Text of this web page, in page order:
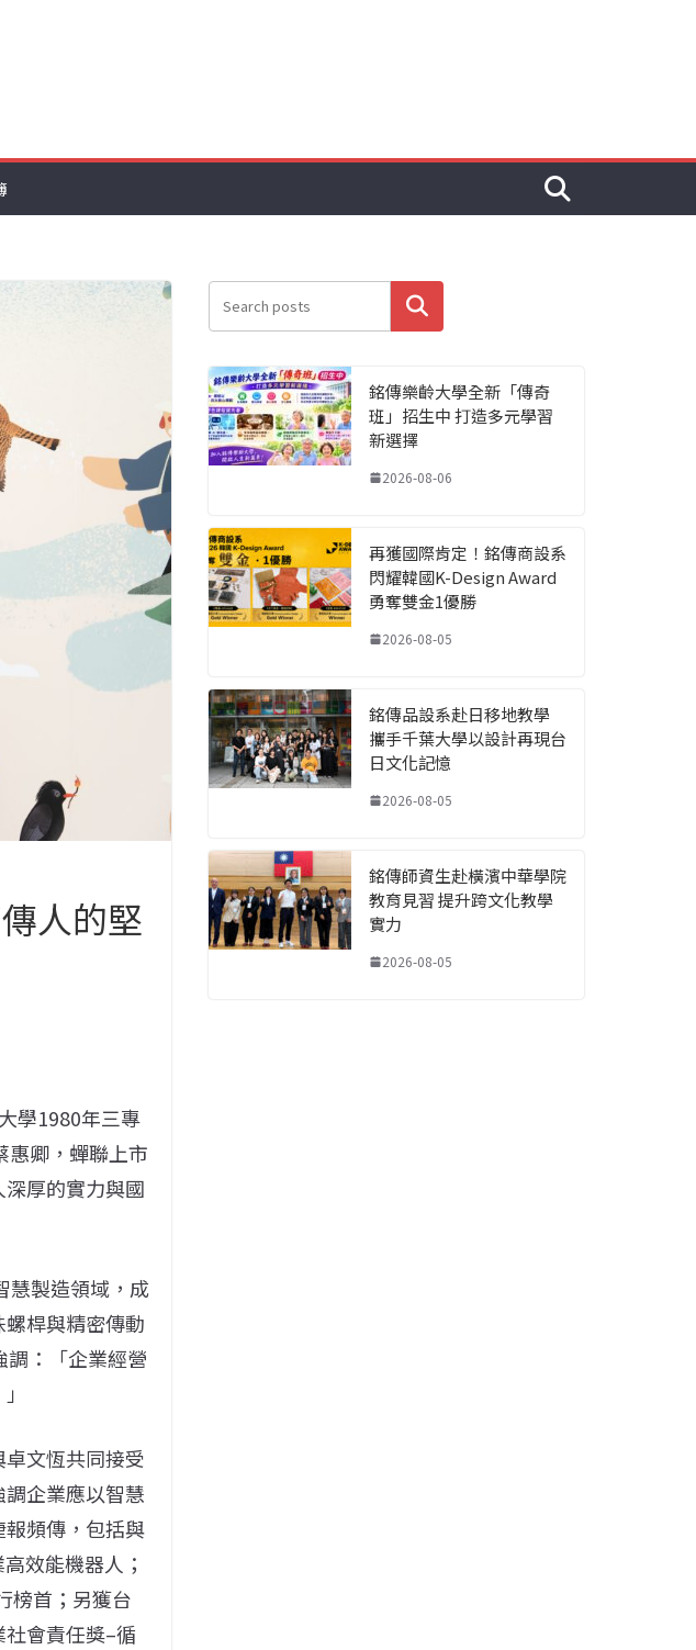
人的堅
學1980年三專
惠卿，蟬聯上市
厚的實力與國
慧製造領域，成
桿與精密傳動
調：「企業經營
文恆共同接受
企業應以智慧
頻傳，包括與
效能機器人；
榜首；另獲台
會責任獎–循
搜尋
銘傳樂齡大學全新「傳奇
班」招生中 打造多元學習
新選擇
2026-08-06
再獲國際肯定！銘傳商設系
閃耀韓國K-Design Award
勇奪雙金1優勝
2026-08-05
銘傳品設系赴日移地教學
攜手千葉大學以設計再現台
日文化記憶
2026-08-05
銘傳師資生赴橫濱中華學院
教育見習 提升跨文化教學
實力
2026-08-05